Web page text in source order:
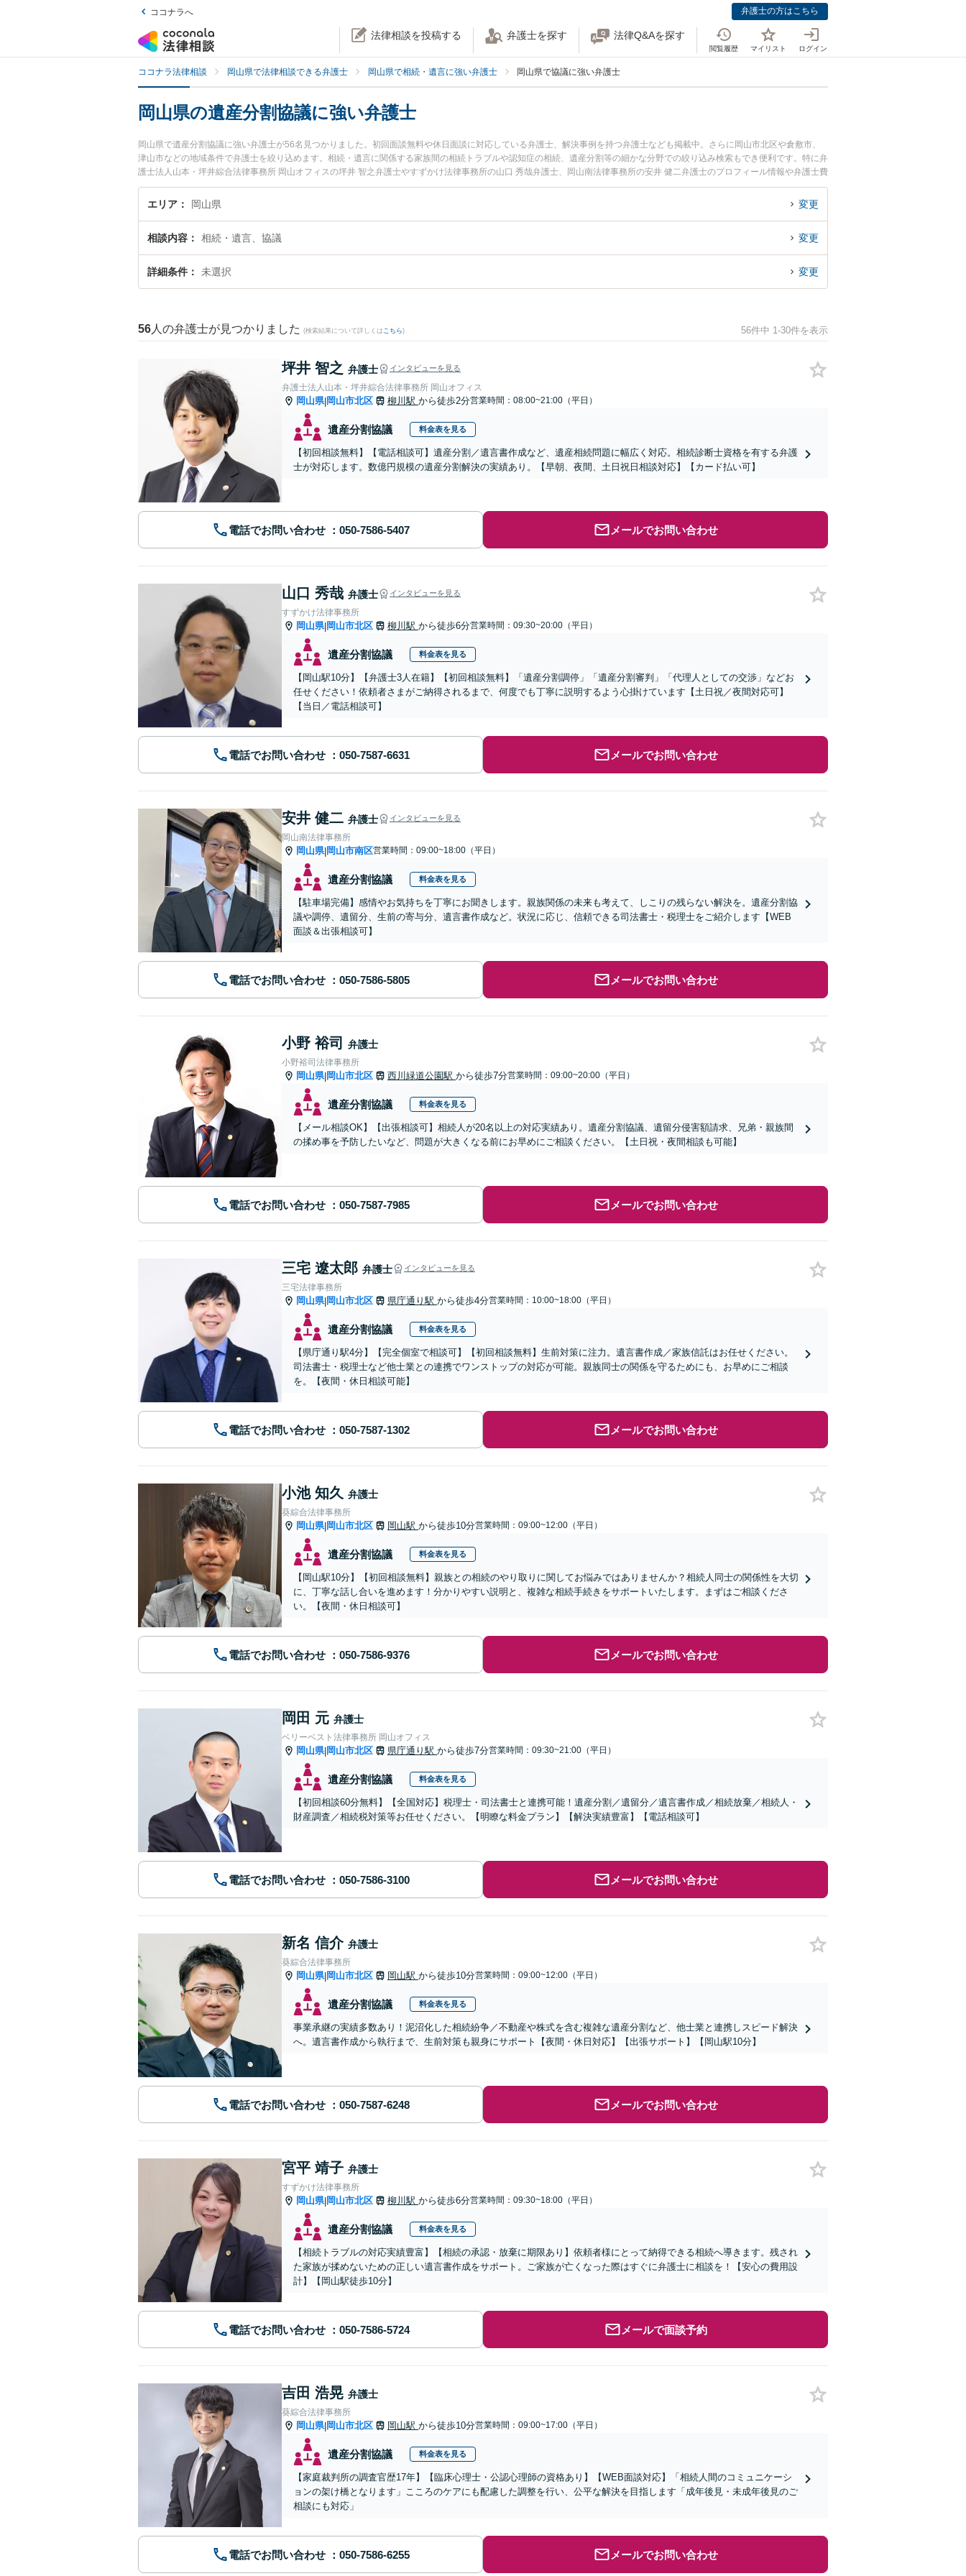
ココナラへ 弁護士の方はこちら
法律相談を投稿する 弁護士を探す 法律Q&Aを探す
閲覧履歴 マイリスト ログイン
ココナラ法律相談 岡山県で法律相談できる弁護士 岡山県で相続・遺言に強い弁護士 岡山県で協議に強い弁護士
岡山県の遺産分割協議に強い弁護士
岡山県で遺産分割協議に強い弁護士が56名見つかりました。初回面談無料や休日面談に対応している弁護士、解決事例を持つ弁護士なども掲載中。さらに岡山市北区や倉敷市、
津山市などの地域条件で弁護士を絞り込めます。相続・遺言に関係する家族間の相続トラブルや認知症の相続、遺産分割等の細かな分野での絞り込み検索もでき便利です。特に弁
護士法人山本・坪井綜合法律事務所 岡山オフィスの坪井 智之弁護士やすずかけ法律事務所の山口 秀哉弁護士、岡山南法律事務所の安井 健二弁護士のプロフィール情報や弁護士費
用、強みなどが注目されています。『岡山県で土日や夜間に発生した遺産分割協議のトラブルを今すぐに弁護士に相談したい』『遺産分割協議のトラブル解決の実績豊富な近くの
弁護士を検索したい』『初回相談無料で遺産分割協議を法律相談できる岡山県内の弁護士に相談予約したい』などでお困りの相談者さんにおすすめです。
エリア 岡山県 変更
相談内容 相続・遺言、協議 変更
詳細条件 未選択 変更
56 人の弁護士が見つかりました (検索結果について詳しくは こちら) 56件中 1-30件を表示
坪井 智之 弁護士 インタビューを見る
弁護士法人山本・坪井綜合法律事務所 岡山オフィス
岡山県|岡山市北区 柳川駅 から徒歩2分営業時間：08:00~21:00（平日）
遺産分割協議 料金表を見る
【初回相談無料】【電話相談可】遺産分割／遺言書作成など、遺産相続問題に幅広く対応。相続診断士資格を有する弁護
士が対応します。数億円規模の遺産分割解決の実績あり。【早朝、夜間、土日祝日相談対応】【カード払い可】
電話でお問い合わせ メールでお問い合わせ
山口 秀哉 弁護士 インタビューを見る
すずかけ法律事務所
岡山県|岡山市北区 柳川駅 から徒歩6分営業時間：09:30~20:00（平日）
遺産分割協議 料金表を見る
【岡山駅10分】【弁護士3人在籍】【初回相談無料】「遺産分割調停」「遺産分割審判」「代理人としての交渉」などお
任せください！依頼者さまがご納得されるまで、何度でも丁寧に説明するよう心掛けています【土日祝／夜間対応可】
【当日／電話相談可】
電話でお問い合わせ メールでお問い合わせ
安井 健二 弁護士 インタビューを見る
岡山南法律事務所
岡山県|岡山市南区営業時間：09:00~18:00（平日）
遺産分割協議 料金表を見る
【駐車場完備】感情やお気持ちを丁寧にお聞きします。親族関係の未来も考えて、しこりの残らない解決を。遺産分割協
議や調停、遺留分、生前の寄与分、遺言書作成など。状況に応じ、信頼できる司法書士・税理士をご紹介します【WEB
面談＆出張相談可】
電話でお問い合わせ メールでお問い合わせ
小野 裕司 弁護士
小野裕司法律事務所
岡山県|岡山市北区 西川緑道公園駅 から徒歩7分営業時間：09:00~20:00（平日）
遺産分割協議 料金表を見る
【メール相談OK】【出張相談可】相続人が20名以上の対応実績あり。遺産分割協議、遺留分侵害額請求、兄弟・親族間
の揉め事を予防したいなど、問題が大きくなる前にお早めにご相談ください。【土日祝・夜間相談も可能】
電話でお問い合わせ メールでお問い合わせ
三宅 遼太郎 弁護士 インタビューを見る
三宅法律事務所
岡山県|岡山市北区 県庁通り駅 から徒歩4分営業時間：10:00~18:00（平日）
遺産分割協議 料金表を見る
【県庁通り駅4分】【完全個室で相談可】【初回相談無料】生前対策に注力。遺言書作成／家族信託はお任せください。
司法書士・税理士など他士業との連携でワンストップの対応が可能。親族同士の関係を守るためにも、お早めにご相談
を。【夜間・休日相談可能】
電話でお問い合わせ メールでお問い合わせ
小池 知久 弁護士
葵綜合法律事務所
岡山県|岡山市北区 岡山駅 から徒歩10分営業時間：09:00~12:00（平日）
遺産分割協議 料金表を見る
【岡山駅10分】【初回相談無料】親族との相続のやり取りに関してお悩みではありませんか？相続人同士の関係性を大切
に、丁寧な話し合いを進めます！分かりやすい説明と、複雑な相続手続きをサポートいたします。まずはご相談くださ
い。【夜間・休日相談可】
電話でお問い合わせ メールでお問い合わせ
岡田 元 弁護士
ベリーベスト法律事務所 岡山オフィス
岡山県|岡山市北区 県庁通り駅 から徒歩7分営業時間：09:30~21:00（平日）
遺産分割協議 料金表を見る
【初回相談60分無料】【全国対応】税理士・司法書士と連携可能！遺産分割／遺留分／遺言書作成／相続放棄／相続人・
財産調査／相続税対策等お任せください。【明瞭な料金プラン】【解決実績豊富】【電話相談可】
電話でお問い合わせ メールでお問い合わせ
新名 信介 弁護士
葵綜合法律事務所
岡山県|岡山市北区 岡山駅 から徒歩10分営業時間：09:00~12:00（平日）
遺産分割協議 料金表を見る
事業承継の実績多数あり！泥沼化した相続紛争／不動産や株式を含む複雑な遺産分割など、他士業と連携しスピード解決
へ。遺言書作成から執行まで、生前対策も親身にサポート【夜間・休日対応】【出張サポート】【岡山駅10分】
電話でお問い合わせ メールでお問い合わせ
宮平 靖子 弁護士
すずかけ法律事務所
岡山県|岡山市北区 柳川駅 から徒歩6分営業時間：09:30~18:00（平日）
遺産分割協議 料金表を見る
【相続トラブルの対応実績豊富】【相続の承認・放棄に期限あり】依頼者様にとって納得できる相続へ導きます。残され
た家族が揉めないための正しい遺言書作成をサポート。ご家族が亡くなった際はすぐに弁護士に相談を！【安心の費用設
計】【岡山駅徒歩10分】
電話でお問い合わせ メールで面談予約
吉田 浩晃 弁護士
葵綜合法律事務所
岡山県|岡山市北区 岡山駅 から徒歩10分営業時間：09:00~17:00（平日）
遺産分割協議 料金表を見る
【家庭裁判所の調査官歴17年】【臨床心理士・公認心理師の資格あり】【WEB面談対応】「相続人間のコミュニケーシ
ョンの架け橋となります」こころのケアにも配慮した調整を行い、公平な解決を目指します「成年後見・未成年後見のご
相談にも対応」
電話でお問い合わせ メールでお問い合わせ